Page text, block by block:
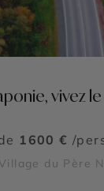
vivez le
1600 € /
du Père